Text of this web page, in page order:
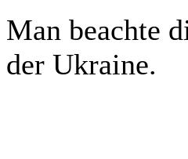
Man beachte
der Ukraine.